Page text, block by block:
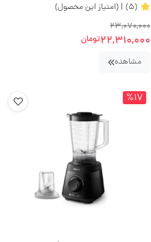
(5)
| (امتیاز این محصول)
23,070,000
22,310,000تومان
مشاهده
%17